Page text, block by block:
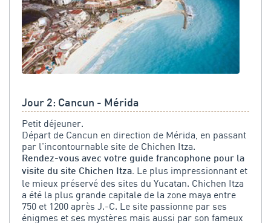
Jour 2: Cancun - Mérida
Petit déjeuner.
Départ de Cancun en direction de Mérida, en passant
par l'incontournable site de Chichen Itza.
Rendez-vous avec votre guide francophone pour la
visite du site Chichen Itza. Le plus impressionnant et
le mieux préservé des sites du Yucatan. Chichen Itza
a été la plus grande capitale de la zone maya entre
750 et 1200 après J.-C. Le site passionne par ses
énigmes et ses mystères mais aussi par son fameux